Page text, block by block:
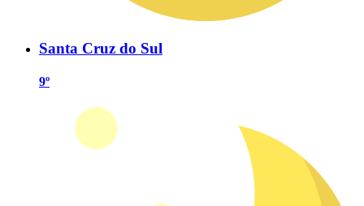
Santa Cruz do Sul
9º